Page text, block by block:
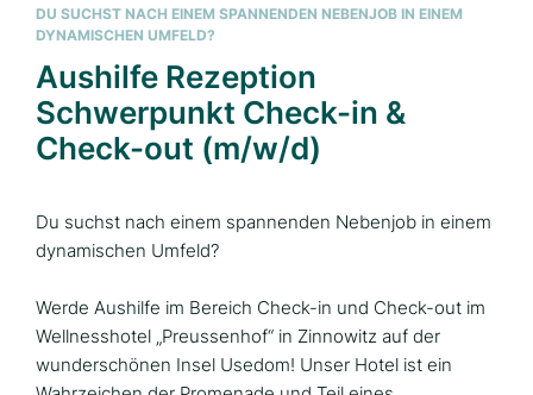
DU SUCHST NACH EINEM SPANNENDEN NEBENJOB IN EINEM
DYNAMISCHEN UMFELD?
Aushilfe Rezeption
Schwerpunkt Check-in &
Check-out (m/w/d)
Du suchst nach einem spannenden Nebenjob in einem
dynamischen Umfeld?
Werde Aushilfe im Bereich Check-in und Check-out im
Wellnesshotel „Preussenhof“ in Zinnowitz auf der
wunderschönen Insel Usedom! Unser Hotel ist ein